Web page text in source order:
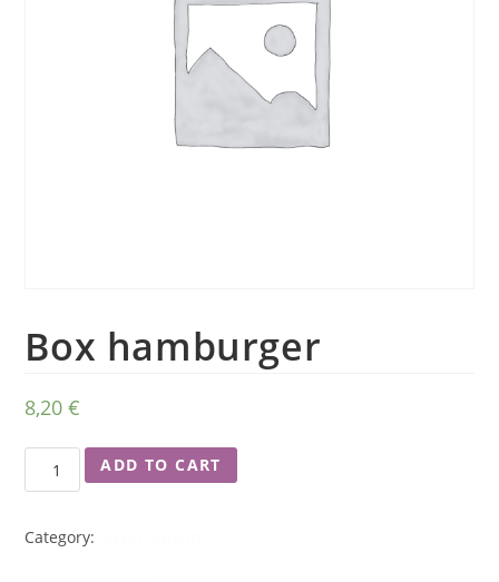
Box hamburger
8,20€
ADD TO CART
Category: